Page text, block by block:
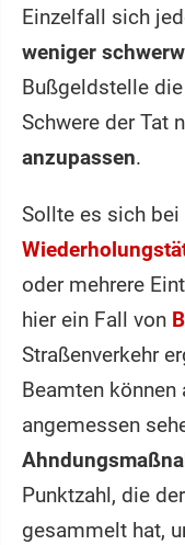
Einzelfall sich
weniger
Bußgeldstelle
Schwere der Tat
anzupassen.
Sollte es sich bei
oder mehrere
hier ein Fall von
Straßenverkehr
Beamten können
angemessen
Punktzahl, die
gesammelt hat,